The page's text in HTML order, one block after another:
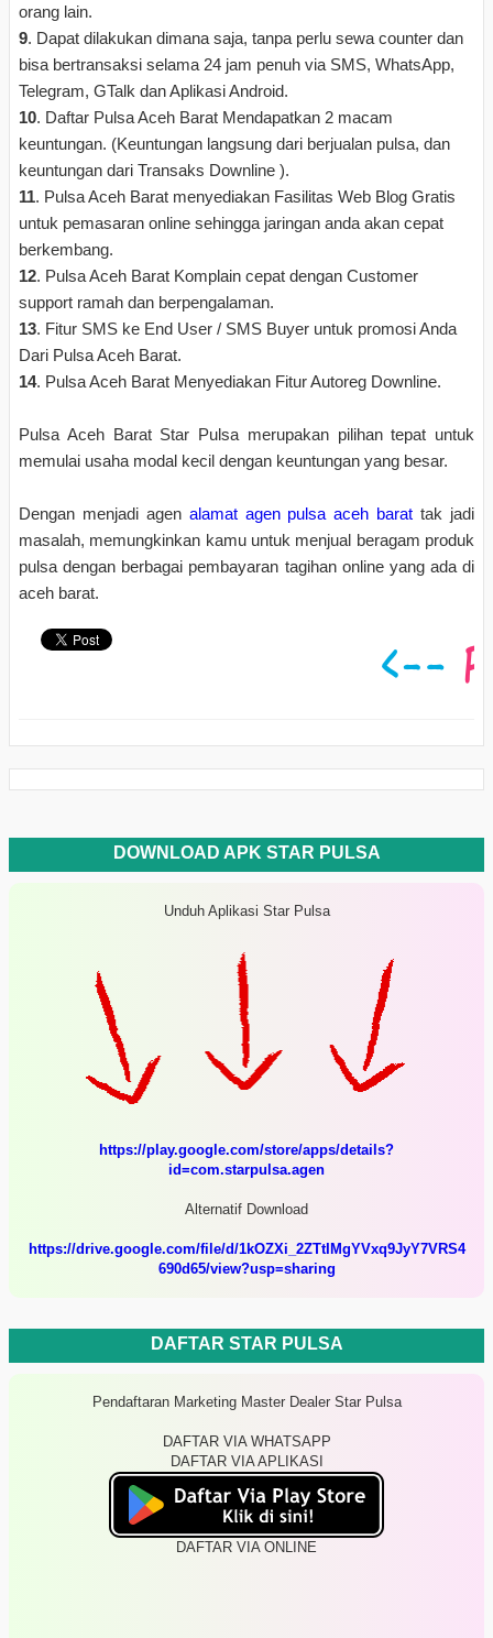
orang lain.
9. Dapat dilakukan dimana saja, tanpa perlu sewa counter dan
bisa bertransaksi selama 24 jam penuh via SMS, WhatsApp,
Telegram, GTalk dan Aplikasi Android.
10. Daftar Pulsa Aceh Barat Mendapatkan 2 macam
keuntungan. (Keuntungan langsung dari berjualan pulsa, dan
keuntungan dari Transaks Downline ).
11. Pulsa Aceh Barat menyediakan Fasilitas Web Blog Gratis
untuk pemasaran online sehingga jaringan anda akan cepat
berkembang.
12. Pulsa Aceh Barat Komplain cepat dengan Customer
support ramah dan berpengalaman.
13. Fitur SMS ke End User / SMS Buyer untuk promosi Anda
Dari Pulsa Aceh Barat.
14. Pulsa Aceh Barat Menyediakan Fitur Autoreg Downline.
Pulsa Aceh Barat Star Pulsa merupakan pilihan tepat untuk
memulai usaha modal kecil dengan keuntungan yang besar.
Dengan menjadi agen alamat agen pulsa aceh barat tak jadi
masalah, memungkinkan kamu untuk menjual beragam produk
pulsa dengan berbagai pembayaran tagihan online yang ada di
aceh barat.
DOWNLOAD APK STAR PULSA
Unduh Aplikasi Star Pulsa
https://play.google.com/store/apps/details?
id=com.starpulsa.agen
Alternatif Download
https://drive.google.com/file/d/1kOZXi_2ZTtIMgYVxq9JyY7VRS4
690d65/view?usp=sharing
DAFTAR STAR PULSA
Pendaftaran Marketing Master Dealer Star Pulsa
DAFTAR VIA WHATSAPP
DAFTAR VIA APLIKASI
DAFTAR VIA ONLINE